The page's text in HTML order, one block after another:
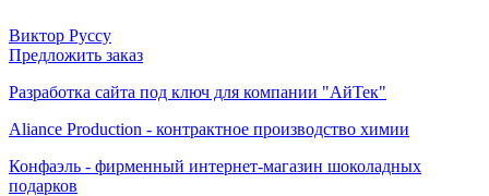
Виктор Руссу
Предложить заказ
Разработка сайта под ключ для компании "АйТек"
Aliance Production - контрактное производство химии
Конфаэль - фирменный интернет-магазин шоколадных
подарков